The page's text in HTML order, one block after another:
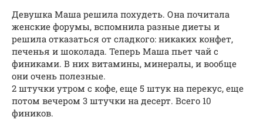
Девушка Маша решила похудеть. Она почитала
женские форумы, вспомнила разные диеты и
решила отказаться от сладкого: никаких конфет,
печенья и шоколада. Теперь Маша пьет чай с
финиками. В них витамины, минералы, и вообще
они очень полезные.
2 штучки утром с кофе, еще 5 штук на перекус, еще
потом вечером 3 штучки на десерт. Всего 10
фиников.